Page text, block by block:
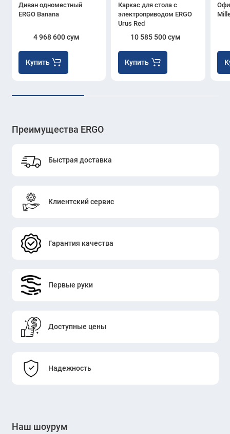
Диван одноместный
ERGO Banana
4 968 600 сум
Купить
Каркас для стола с
электроприводом ERGO
Urus Red
10 585 500 сум
Купить
Преимущества ERGO
Быстрая доставка
Клиентский сервис
Гарантия качества
Первые руки
Доступные цены
Надежность
Наш шоурум